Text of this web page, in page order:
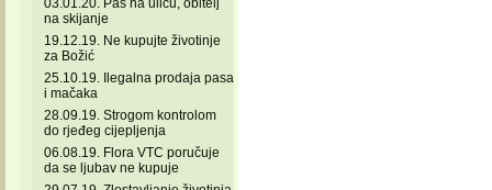
03.01.20. Pas na ulicu, obitelj
na skijanje
19.12.19. Ne kupujte životinje
za Božić
25.10.19. Ilegalna prodaja pasa
i mačaka
28.09.19. Strogom kontrolom
do rjeđeg cijepljenja
06.08.19. Flora VTC poručuje
da se ljubav ne kupuje